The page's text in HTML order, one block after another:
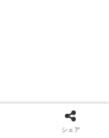
シェア